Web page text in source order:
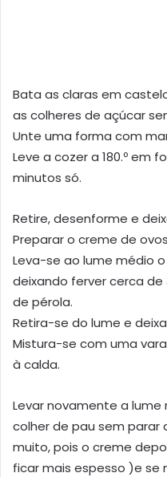
Bata as claras em
as colheres de açúcar
Unte uma forma com
Leve a cozer a 180.º em
minutos só.
Retire, desenforme e
Preparar o creme de
Leva-se ao lume médio
deixando ferver cerca
de pérola.
Retira-se do lume e
Mistura-se com uma
à calda.
Levar novamente a
colher de pau sem parar
muito, pois o creme
ficar mais espesso )e se